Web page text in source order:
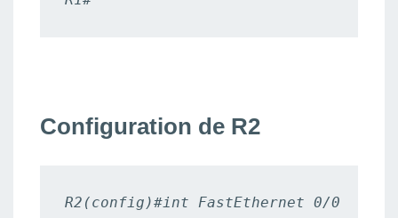
Configuration de R2
R2(config)#int FastEthernet 0/0